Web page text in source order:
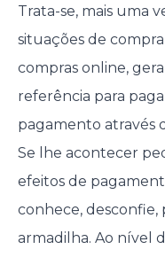
Trata-se, mais uma
situações de
compras online,
referência para
pagamento através
Se lhe acontecer
efeitos de
conhece,
armadilha. Ao nível